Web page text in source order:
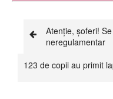
Atenție, șoferi!
neregulamentar
123 de copii au primit